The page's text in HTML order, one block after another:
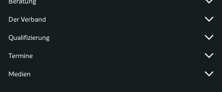
Der Verband
Qualifizierung
Termine
Medien